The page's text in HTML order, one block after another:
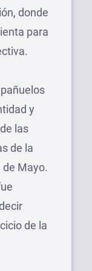
donde
para
y
las
de la
de Mayo.
de la